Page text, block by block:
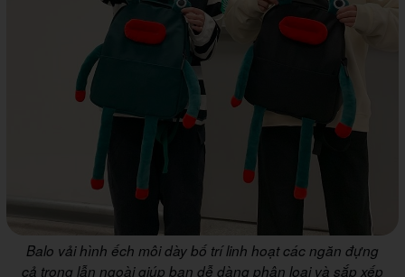
Balo vải hình ếch môi dày bố trí linh hoạt các ngăn đựng
cả trong lẫn ngoài giúp bạn dễ dàng phân loại và sắp xếp